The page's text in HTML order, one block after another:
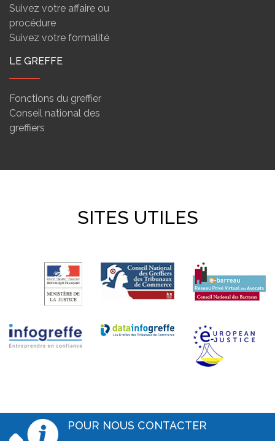
Suivez votre affaire ou
procédure
Suivez votre formalité
LE GREFFE
Fonctions du greffier
Conseil national des
greffiers
SITES UTILES
POUR NOUS CONTACTER